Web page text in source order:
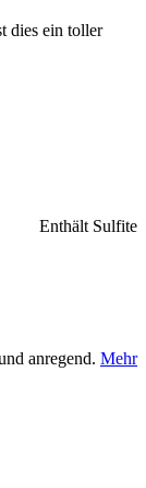
dies ein toller
Enthält Sulfite
anregend. Mehr